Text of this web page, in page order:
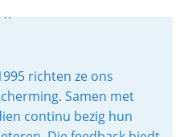
richten ze ons
Samen met
continu bezig hun